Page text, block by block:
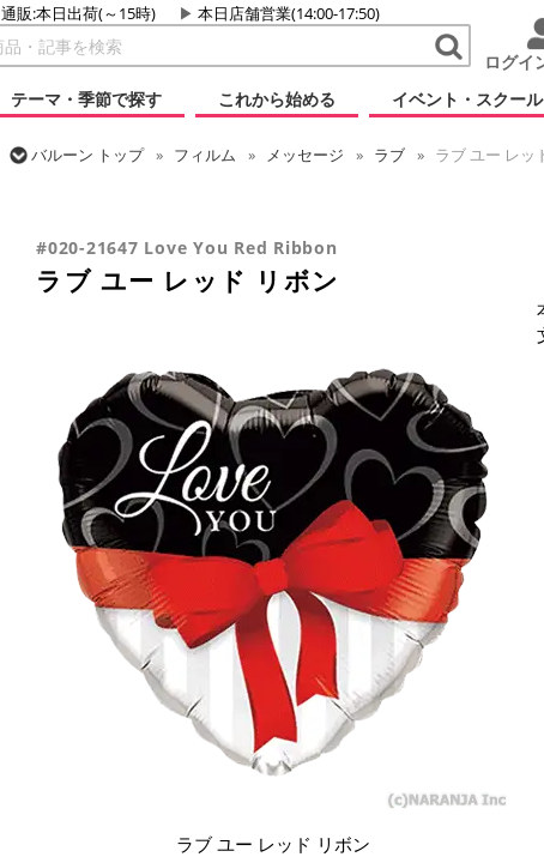
通販:本日出荷(～15時) 本日店舗営業(14:00-17:50)
ログイ
テーマ・季節で探す
これから始める イベント・スクール
バルーン トップ フィルム メッセージ ラブ
ラブ ユー レッ
#020-21647 Love You Red Ribbon
ラブ ユー レッド リボン
ラブ ユー レッド リボン